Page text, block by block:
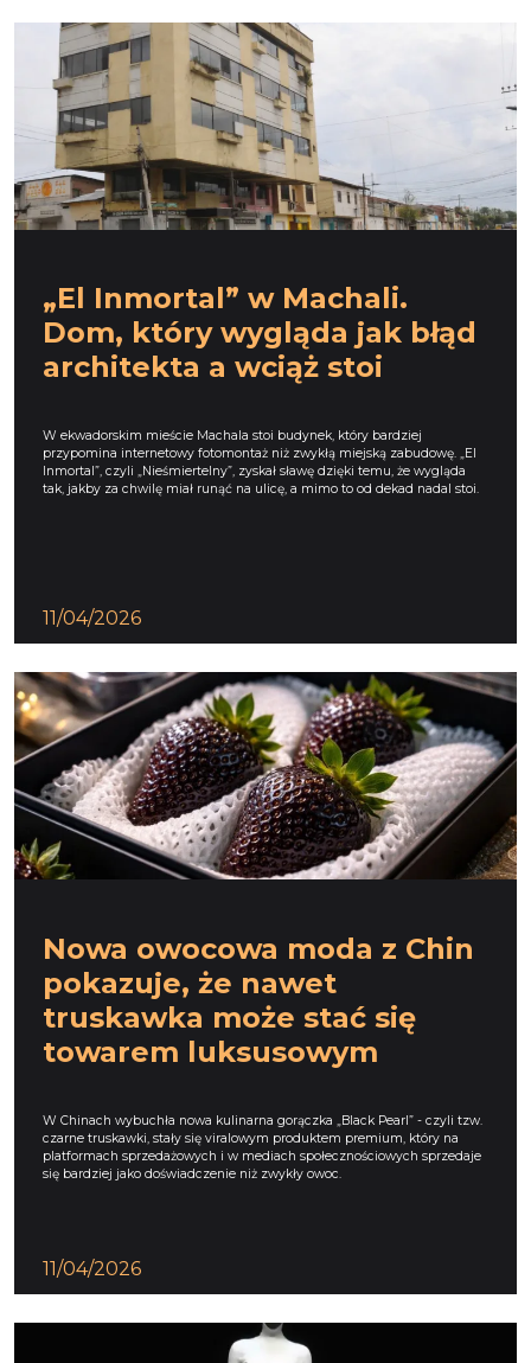
„El Inmortal” w Machali.
Dom, który wygląda jak błąd
architekta a wciąż stoi
W ekwadorskim mieście Machala stoi budynek, który bardziej
przypomina internetowy fotomontaż niż zwykłą miejską zabudowę. „El
Inmortal”, czyli „Nieśmiertelny”, zyskał sławę dzięki temu, że wygląda
tak, jakby za chwilę miał runąć na ulicę, a mimo to od dekad nadal stoi.
11/04/2026
Nowa owocowa moda z Chin
pokazuje, że nawet
truskawka może stać się
towarem luksusowym
W Chinach wybuchła nowa kulinarna gorączka „Black Pearl” - czyli tzw.
czarne truskawki, stały się viralowym produktem premium, który na
platformach sprzedażowych i w mediach społecznościowych sprzedaje
się bardziej jako doświadczenie niż zwykły owoc.
11/04/2026